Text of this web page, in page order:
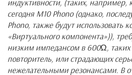
индуктивности, (таких, например,
сегодня М10 Phono (однако,
Phono, также будут использовать
«Виртуального компонента»)),
низким импедансом в 600Ω, таких
повторитель, или страдающих
нежелательными резонансами. В